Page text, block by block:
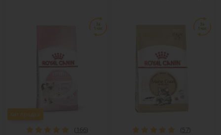
Хит продаж
( 166) (57)